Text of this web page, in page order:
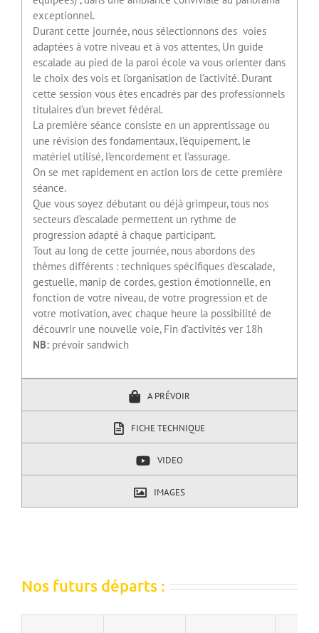
exceptionnel.
Durant cette journée, nous sélectionnons des voies
adaptées à votre niveau et à vos attentes, Un guide
escalade au pied de la paroi école va vous orienter dans
le choix des vois et l’organisation de l’activité. Durant
cette session vous êtes encadrés par des professionnels
titulaires d’un brevet fédéral.
La première séance consiste en un apprentissage ou
une révision des fondamentaux, l’équipement, le
matériel utilisé, l’encordement et l’assurage.
On se met rapidement en action lors de cette première
séance.
Que vous soyez débutant ou déjà grimpeur, tous nos
secteurs d’escalade permettent un rythme de
progression adapté à chaque participant.
Tout au long de cette journée, nous abordons des
thèmes différents : techniques spécifiques d’escalade,
gestuelle, manip de cordes, gestion émotionnelle, en
fonction de votre niveau, de votre progression et de
votre motivation, avec chaque heure la possibilité de
découvrir une nouvelle voie, Fin d’activités ver 18h
NB: prévoir sandwich
A PRÉVOIR
FICHE TECHNIQUE
VIDEO
IMAGES
Nos futurs départs :